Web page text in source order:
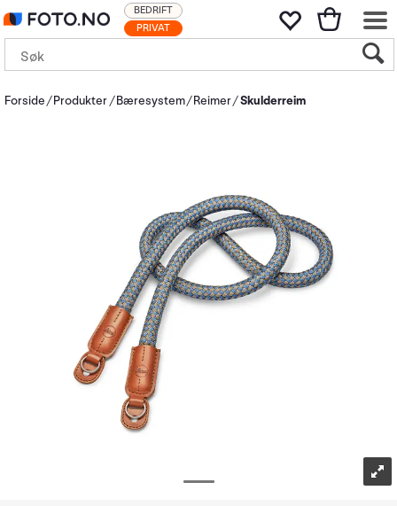
PRIVAT
BEDRIFT
Forside Produkter Bæresystem Reimer Skulderreim